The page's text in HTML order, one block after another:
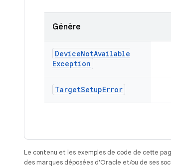
Génère
DeviceNotAvailable
Exception
TargetSetupError
Le contenu et les exemples de code de cette
des marques déposées d'Oracle et/ou de ses